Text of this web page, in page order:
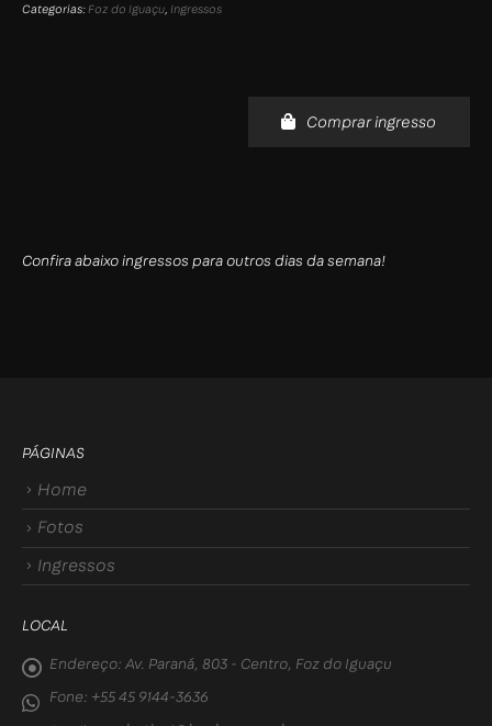
Categorias: Foz do Iguaçu Ingressos
Comprar ingresso
Confira abaixo ingressos para outros dias da semana!
PÁGINAS
Home
Fotos
Ingressos
LOCAL
Endereço: Av. Paraná, 803 - Centro, Foz do Iguaçu
Fone: +55 45 9144-3636